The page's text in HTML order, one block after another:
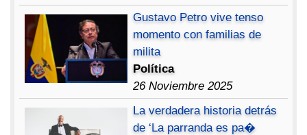
Gustavo Petro vive tenso
momento con familias de
milita
Política
26 Noviembre 2025
La verdadera historia detrás
de ‘La parranda es pa�